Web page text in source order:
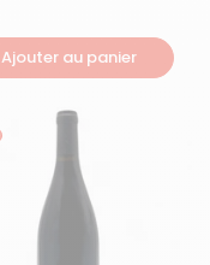
Ajouter au panier